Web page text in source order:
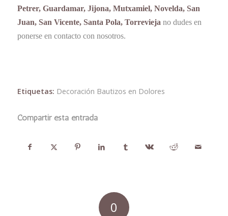
Petrer, Guardamar, Jijona, Mutxamiel, Novelda, San
Juan, San Vicente, Santa Pola, Torrevieja no dudes en
ponerse en contacto con nosotros.
Etiquetas: Decoración Bautizos en Dolores
Compartir esta entrada
0